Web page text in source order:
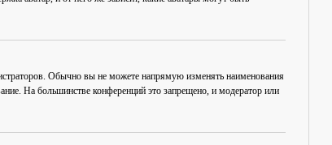
Обычно вы не можете напрямую изменять наименования
На большинстве конференций это запрещено, и модератор или